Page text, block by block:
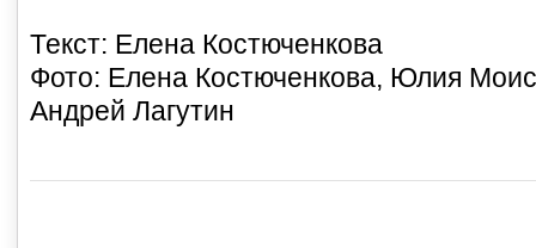
Текст: Елена Костюченкова
Фото: Елена Костюченкова, Юлия
Андрей Лагутин